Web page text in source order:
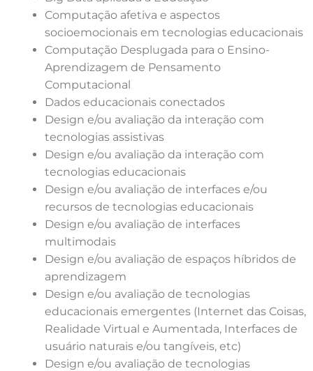
Computação afetiva e aspectos
socioemocionais em tecnologias educacionais
Computação Desplugada para o Ensino-
Aprendizagem de Pensamento
Computacional
Dados educacionais conectados
Design e/ou avaliação da interação com
tecnologias assistivas
Design e/ou avaliação da interação com
tecnologias educacionais
Design e/ou avaliação de interfaces e/ou
recursos de tecnologias educacionais
Design e/ou avaliação de interfaces
multimodais
Design e/ou avaliação de espaços híbridos de
aprendizagem
Design e/ou avaliação de tecnologias
educacionais emergentes (Internet das Coisas,
Realidade Virtual e Aumentada, Interfaces de
usuário naturais e/ou tangíveis, etc)
Design e/ou avaliação de tecnologias